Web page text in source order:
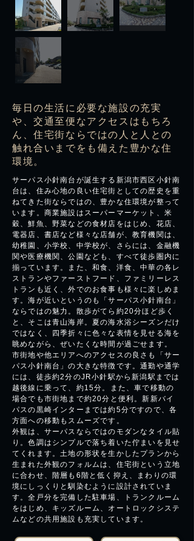
毎日の生活に必要な施設の充実
や、交通至便なアクセスはもちろ
ん、住宅街ならではの人と人との
触れ合いまでをも備えた豊かな住
環境。
サーパス小針南台が誕生する新潟市西区小針南
台は、住み心地の良い住宅街としての歴史を重
ねてきた街ならではの、豊かな住環境が整って
います。商業施設はスーパーマーケット、米
穀、鮮魚、野菜などの食材店をはじめ、花店、
電器店、書店など様々な店舗が、教育機関は、
幼稚園、小学校、中学校が、さらには、金融機
関や医療機関、公園なども、すべて徒歩圏内に
揃っています。また、和食、洋食、中華の各レ
ストランやファーストフード、ファミリーレス
トランも近く、外でのお食事も様々に楽しめま
す。海が近いというのも「サーパス小針南台」
ならではの魅力。散歩がてら約20分ほど歩く
と、そこは青山海岸。夏の海水浴シーズンだけ
ではなく、四季折々に色々な表情を見せる海を
眺めながら、ぜいたくな時間が過ごせます。
市街地や他エリアへのアクセスの良さも「サー
パス小針南台」の大きな特徴です。通勤や通学
には、徒歩約2分のJR小針駅から新潟駅までは
越後線に乗って、約15分。また、車で移動の
場合でも市街地まで約20分と便利。新新バイ
パスの黒崎インターまでは約5分ですので、各
方面への移動もスムーズです。
外観は、サーパスならではのモダンなタイル貼
り。色調はシンプルで落ち着いた佇まいを見せ
てくれます。土地の形状を生かしたプランから
生まれた外観のフォルムは、住宅街という立地
に合わせ、階層も6階と低く抑え、まわりの環
境にしっくりと馴染むように設計されていま
す。全戸分を完備した駐車場、トランクルーム
をはじめ、キッズルーム、オートロックシステ
ムなどの共用施設も充実しています。